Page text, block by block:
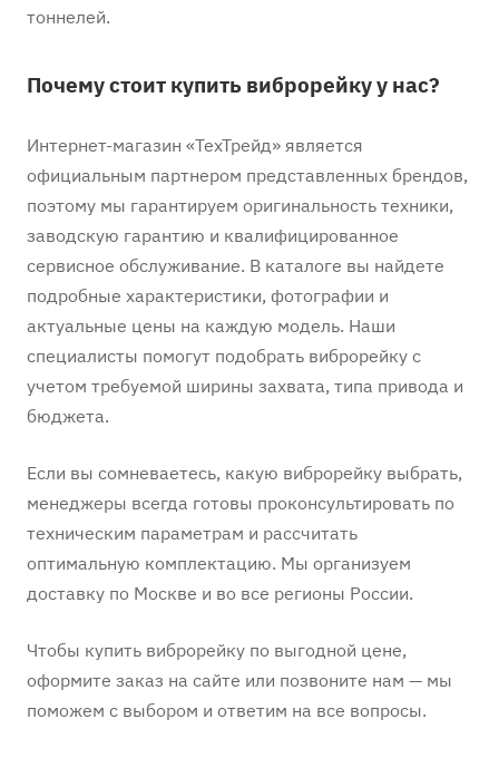
тоннелей.
Почему стоит купить виброрейку у нас?
Интернет-магазин «ТехТрейд» является
официальным партнером представленных брендов,
поэтому мы гарантируем оригинальность техники,
заводскую гарантию и квалифицированное
сервисное обслуживание. В каталоге вы найдете
подробные характеристики, фотографии и
актуальные цены на каждую модель. Наши
специалисты помогут подобрать виброрейку с
учетом требуемой ширины захвата, типа привода и
бюджета.
Если вы сомневаетесь, какую виброрейку выбрать,
менеджеры всегда готовы проконсультировать по
техническим параметрам и рассчитать
оптимальную комплектацию. Мы организуем
доставку по Москве и во все регионы России.
Чтобы купить виброрейку по выгодной цене,
оформите заказ на сайте или позвоните нам — мы
поможем с выбором и ответим на все вопросы.